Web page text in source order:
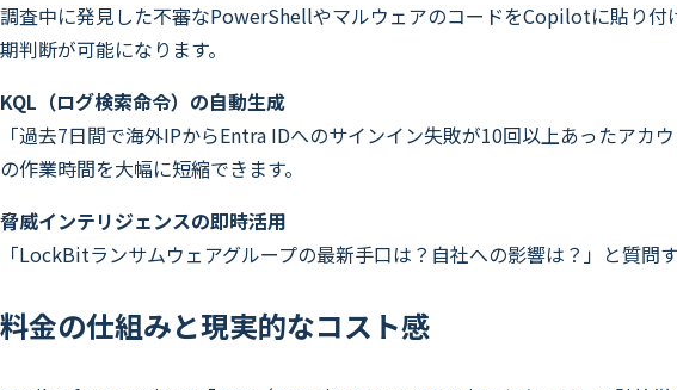
調査中に発見した不審なPowerShellやマルウェアのコードをCopilotに貼り
期判断が可能になります。
KQL（ログ検索命令）の自動生成
「過去7日間で海外IPからEntra IDへのサインイン失敗が10回以上あったア
の作業時間を大幅に短縮できます。
脅威インテリジェンスの即時活用
「LockBitランサムウェアグループの最新手口は？自社への影響は？」と質
料金の仕組みと現実的なコスト感